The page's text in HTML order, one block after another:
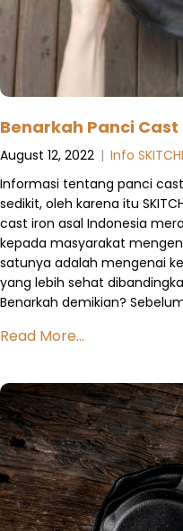
Benarkah Panci Cast
August 12, 2022 | Info
Informasi tentang panci
sedikit, oleh karena itu
cast iron asal Indonesia
kepada masyarakat
satunya adalah mengenai
yang lebih sehat
Benarkah demikian?
Read More...